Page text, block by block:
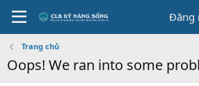
Đăng
Trang chủ
Oops! We ran into some